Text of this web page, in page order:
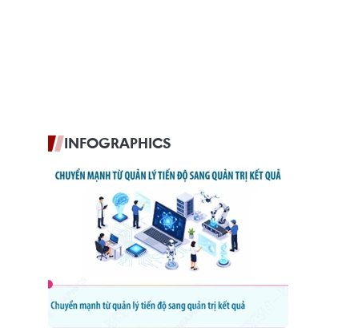
INFOGRAPHICS